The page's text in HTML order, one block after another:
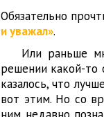
Обязательно
и уважал».
Или раньше
решении какой-то
казалось, что
вот этим. Но со